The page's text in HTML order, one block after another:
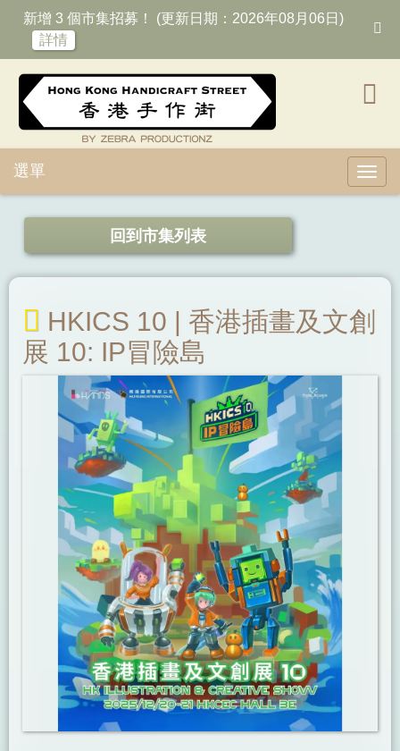
新增 3 個市集招募！ (更新日期：2026年08月06日)
詳情
選單
回到市集列表
HKICS 10 | 香港插畫及文創
展 10: IP冒險島